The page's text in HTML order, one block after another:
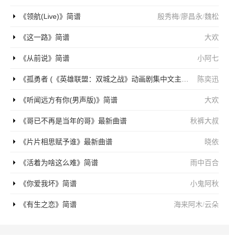
殷秀梅/廖昌永/魏松
《领航(Live)》简谱
大欢
《这一路》简谱
小阿七
《从前说》简谱
陈奕迅
《孤勇者 (《英雄联盟：双城之战》动画剧集中文主题曲)》简谱
大欢
《听闻远方有你(男声版)》简谱
秋裤大叔
《哥已不再是当年的哥》最新曲谱
晓依
《片片相思赋予谁》最新曲谱
雨中百合
《活着为啥这么难》简谱
小鬼阿秋
《你爱我坏》简谱
海来阿木/云朵
《有生之恋》简谱